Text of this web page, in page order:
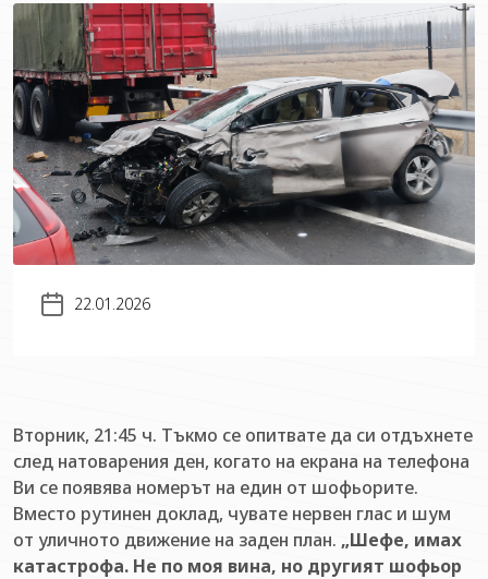
22.01.2026
Вторник, 21:45 ч. Тъкмо се опитвате да си отдъхнете
след натоварения ден, когато на екрана на телефона
Ви се появява номерът на един от шофьорите.
Вместо рутинен доклад, чувате нервен глас и шум
от уличното движение на заден план. „Шефе, имах
катастрофа. Не по моя вина, но другият шофьор